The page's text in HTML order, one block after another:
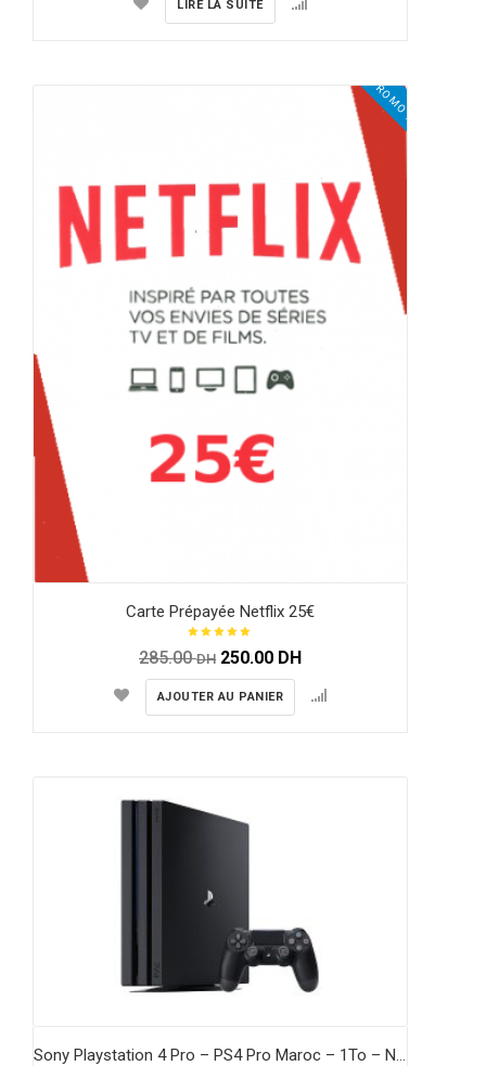
LIRE LA SUITE
PROMO !
Carte Prépayée Netflix 25€
285.00DH 250.00 DH
AJOUTER AU PANIER
Sony Playstation 4 Pro – PS4 Pro Maroc – 1To – Noir